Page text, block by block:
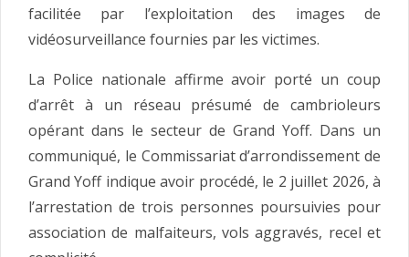
facilitée par l’exploitation des images de
vidéosurveillance fournies par les victimes.
La Police nationale affirme avoir porté un coup
d’arrêt à un réseau présumé de cambrioleurs
opérant dans le secteur de Grand Yoff. Dans un
communiqué, le Commissariat d’arrondissement de
Grand Yoff indique avoir procédé, le 2 juillet 2026, à
l’arrestation de trois personnes poursuivies pour
association de malfaiteurs, vols aggravés, recel et